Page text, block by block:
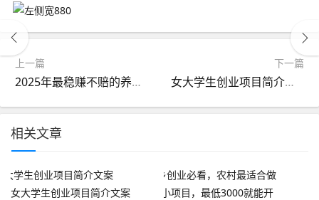
上一篇
2025年最稳赚不赔的养殖项目！新手也能轻松上手
下一篇
女大学生创业项目简介文案
相关文章
女大学生创业项目简介文案